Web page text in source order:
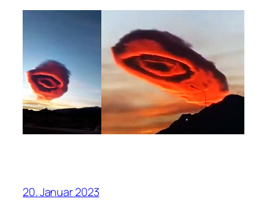
20. Januar 2023